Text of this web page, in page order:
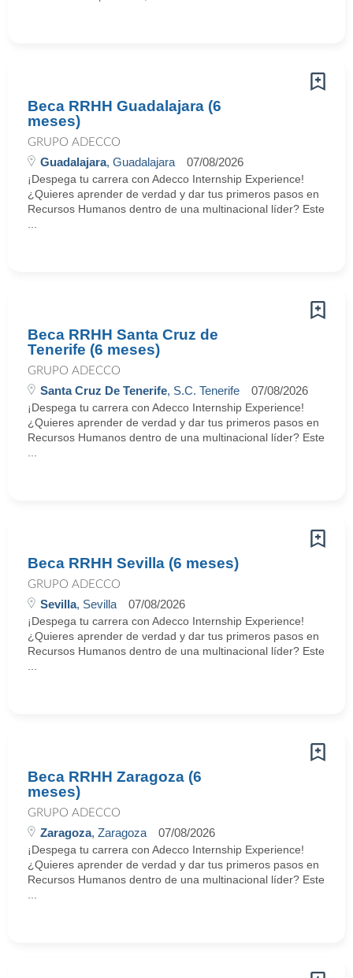
Beca RRHH Guadalajara (6
meses)
GRUPO ADECCO
Guadalajara, Guadalajara 07/08/2026
¡Despega tu carrera con Adecco Internship Experience!
¿Quieres aprender de verdad y dar tus primeros pasos en
Recursos Humanos dentro de una multinacional líder? Este
Beca RRHH Santa Cruz de
Tenerife (6 meses)
GRUPO ADECCO
Santa Cruz De Tenerife, S.C. Tenerife 07/08/2026
¡Despega tu carrera con Adecco Internship Experience!
¿Quieres aprender de verdad y dar tus primeros pasos en
Recursos Humanos dentro de una multinacional líder? Este
Beca RRHH Sevilla (6 meses)
GRUPO ADECCO
Sevilla, Sevilla 07/08/2026
¡Despega tu carrera con Adecco Internship Experience!
¿Quieres aprender de verdad y dar tus primeros pasos en
Recursos Humanos dentro de una multinacional líder? Este
Beca RRHH Zaragoza (6
meses)
GRUPO ADECCO
Zaragoza, Zaragoza 07/08/2026
¡Despega tu carrera con Adecco Internship Experience!
¿Quieres aprender de verdad y dar tus primeros pasos en
Recursos Humanos dentro de una multinacional líder? Este